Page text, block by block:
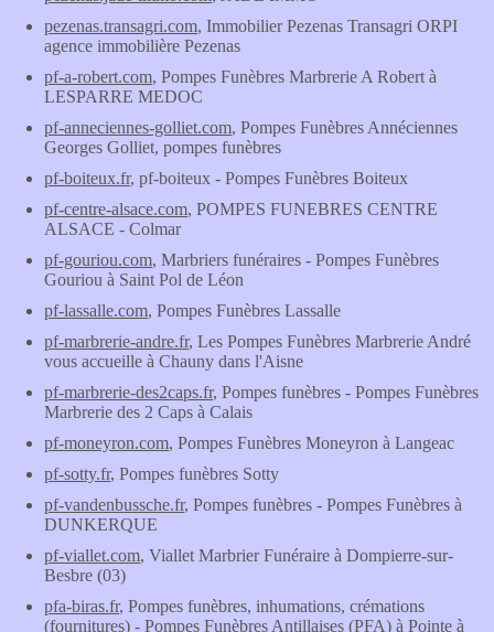
pezenas.transagri.com, Immobilier Pezenas Transagri ORPI
agence immobilière Pezenas
pf-a-robert.com, Pompes Funèbres Marbrerie A Robert à
LESPARRE MEDOC
pf-anneciennes-golliet.com, Pompes Funèbres Annéciennes
Georges Golliet, pompes funèbres
pf-boiteux.fr, pf-boiteux - Pompes Funèbres Boiteux
pf-centre-alsace.com, POMPES FUNEBRES CENTRE
ALSACE - Colmar
pf-gouriou.com, Marbriers funéraires - Pompes Funèbres
Gouriou à Saint Pol de Léon
pf-lassalle.com, Pompes Funèbres Lassalle
pf-marbrerie-andre.fr, Les Pompes Funèbres Marbrerie André
vous accueille à Chauny dans l'Aisne
pf-marbrerie-des2caps.fr, Pompes funèbres - Pompes Funèbres
Marbrerie des 2 Caps à Calais
pf-moneyron.com, Pompes Funèbres Moneyron à Langeac
pf-sotty.fr, Pompes funèbres Sotty
pf-vandenbussche.fr, Pompes funèbres - Pompes Funèbres à
DUNKERQUE
pf-viallet.com, Viallet Marbrier Funéraire à Dompierre-sur-
Besbre (03)
pfa-biras.fr, Pompes funèbres, inhumations, crémations
(fournitures) - Pompes Funèbres Antillaises (PFA) à Pointe à